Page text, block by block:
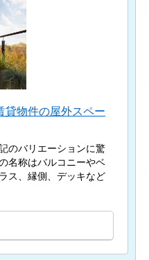
貸物件の屋外スペー
のバリエーションに驚
名称はバルコニーやベ
ス、縁側、デッキなど